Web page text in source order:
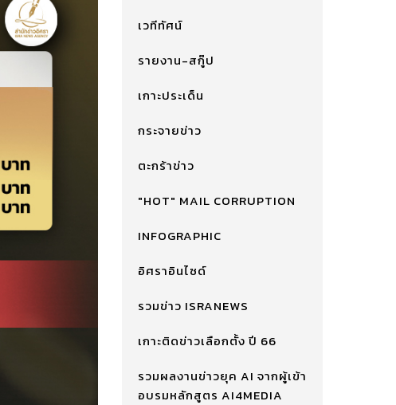
เวทีทัศน์
รายงาน-สกู๊ป
เกาะประเด็น
กระจายข่าว
ตะกร้าข่าว
"HOT" MAIL CORRUPTION
INFOGRAPHIC
อิศราอินไซด์
รวมข่าว ISRANEWS
เกาะติดข่าวเลือกตั้ง ปี 66
รวมผลงานข่าวยุค AI จากผู้เข้า
อบรมหลักสูตร AI4MEDIA